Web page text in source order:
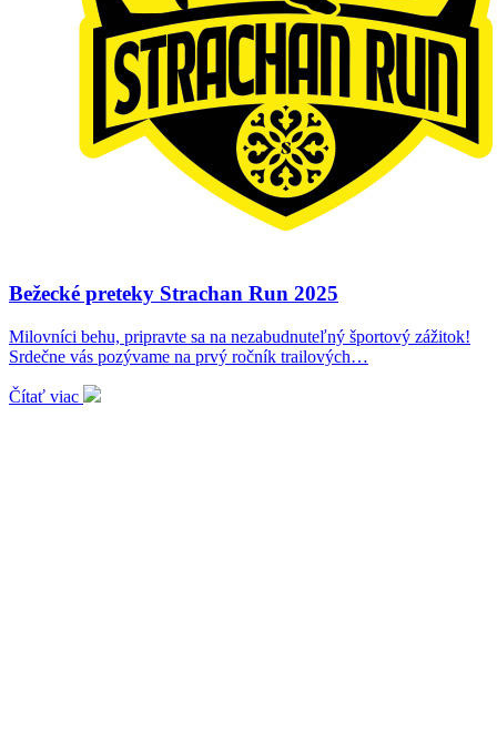
Bežecké preteky Strachan Run 2025
Milovníci behu, pripravte sa na nezabudnuteľný športový zážitok!
Srdečne vás pozývame na prvý ročník trailových…
Čítať viac